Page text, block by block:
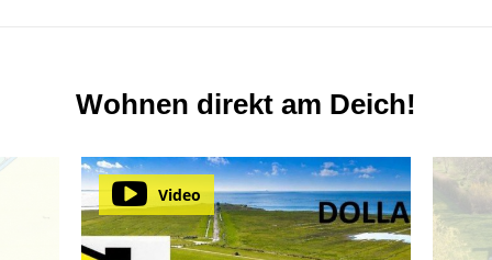
Wohnen direkt am Deich!
Video